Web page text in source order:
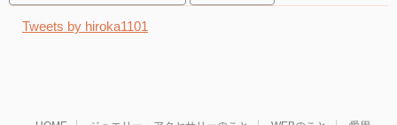
Tweets by hiroka1101